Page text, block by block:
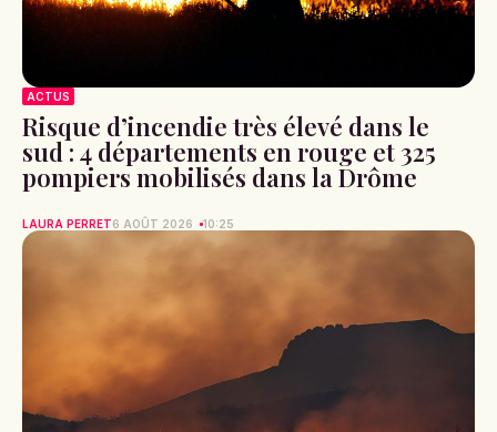
ACTUS
Risque d’incendie très élevé dans le
sud : 4 départements en rouge et 325
pompiers mobilisés dans la Drôme
LAURA PERRET6 AOÛT 2026 10:25